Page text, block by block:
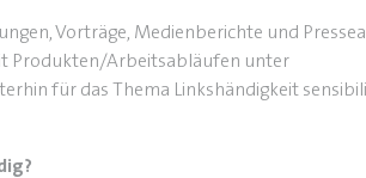
Vorträge, Medienberichte und
Produkten/Arbeitsabläufen unter
für das Thema Linkshändigkeit